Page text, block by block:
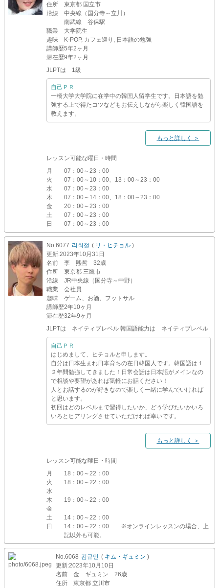
住所
東京都 国立市
沿線
中央線（国分寺～立川）
南武線 谷保駅
職業
大学院生
趣味
K-POP, カフェ巡り, 日本語の勉強
講師歴5年2ヶ月
滞在歴9年2ヶ月
JLPTは 1級
自己ＰＲ
一橋大学大学院に在学中の韓国人留学生です。日本語を勉
強する上で得たコツなどもお伝えしながら楽しく韓国語を
教えます。
もっと詳しく ＞
レッスン可能な曜日・時間
月
07：00～23：00
火
07：00～10：00、13：00～23：00
水
07：00～23：00
木
07：00～14：00、18：00～23：00
金
20：00～23：00
土
07：00～23：00
日
07：00～23：00
No.6077 리희철 ( リ・ヒチョル )
更新:2023年10月31日
名前
李 熙哲 32歳
住所
東京都 三鷹市
沿線
JR中央線（国分寺～中野）
職業
会社員
趣味
ゲーム、お酒、フットサル
講師歴2年10ヶ月
滞在歴32年9ヶ月
JLPTは ネイティブレベル 韓国語能力は ネイティブレベル
自己ＰＲ
はじめまして、ヒチョルと申します。
自分は日本生まれ日本育ちの在日韓国人です。韓国語は１
２年間勉強してきました！日常会話は日本語がメインなの
で相談や要望があれば気軽にお話ください！
人とお話するのが好きなので楽しく一緒に学んでいければ
と思います。
初回はどのレベルまで習得したいか、どう学びたいかいろ
いろとヒアリングさせていただければ幸いです。
もっと詳しく ＞
レッスン可能な曜日・時間
月
18：00～22：00
火
18：00～22：00
水
木
19：00～22：00
金
土
14：00～22：00
日
14：00～22：00 ※オンラインレッスンの場合、上
記以外も可能。
No.6068 김규민 ( キム・ギュミン )
更新:2023年10月10日
名前
金 ギュミン 26歳
住所
東京都 立川市